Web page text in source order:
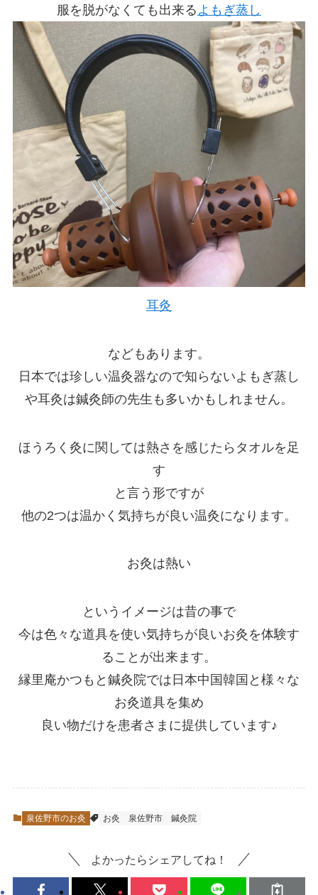
服を脱がなくても出来る よもぎ蒸し
耳灸
などもあります。
日本では珍しい温灸器なので知らないよもぎ蒸し
や耳灸は鍼灸師の先生も多いかもしれません。
ほうろく灸に関しては熱さを感じたらタオルを足
す
と言う形ですが
他の2つは温かく気持ちが良い温灸になります。
お灸は熱い
というイメージは昔の事で
今は色々な道具を使い気持ちが良いお灸を体験す
ることが出来ます。
縁里庵かつもと鍼灸院では日本中国韓国と様々な
お灸道具を集め
良い物だけを患者さまに提供しています♪
泉佐野市のお灸 お灸 泉佐野市 鍼灸院
よかったらシェアしてね！